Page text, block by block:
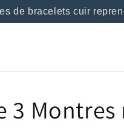
bracelets cuir
3